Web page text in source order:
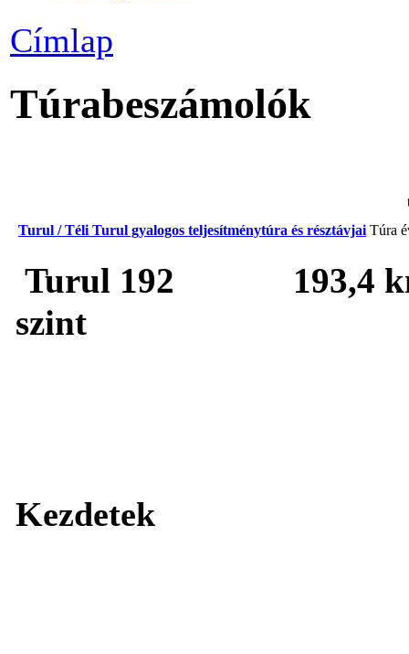
Címlap
Túrabeszámolók
Turul / Téli Turul gyalogos teljesítménytúra és résztávjai Túra
Turul 192
szint
Kezdetek